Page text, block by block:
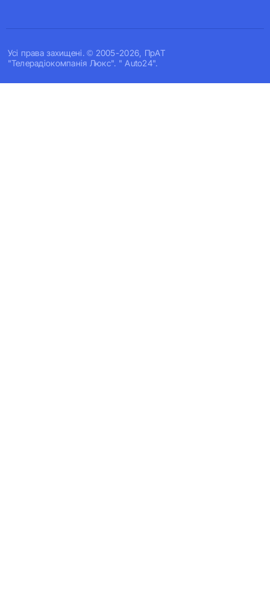
Усi права захищенi. © 2005-2026, ПрАТ
"Телерадіокомпанія Люкс". " Auto24".